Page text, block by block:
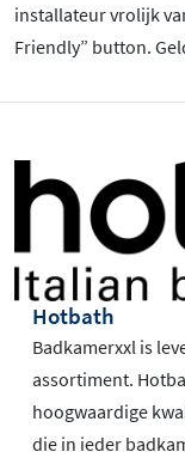
installateur vrolijk
Friendly” button.
Hotbath
Badkamerxxl is
assortiment.
hoogwaardige
die in ieder